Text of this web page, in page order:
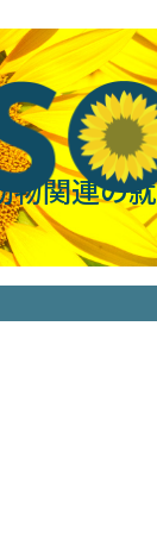
物関連の